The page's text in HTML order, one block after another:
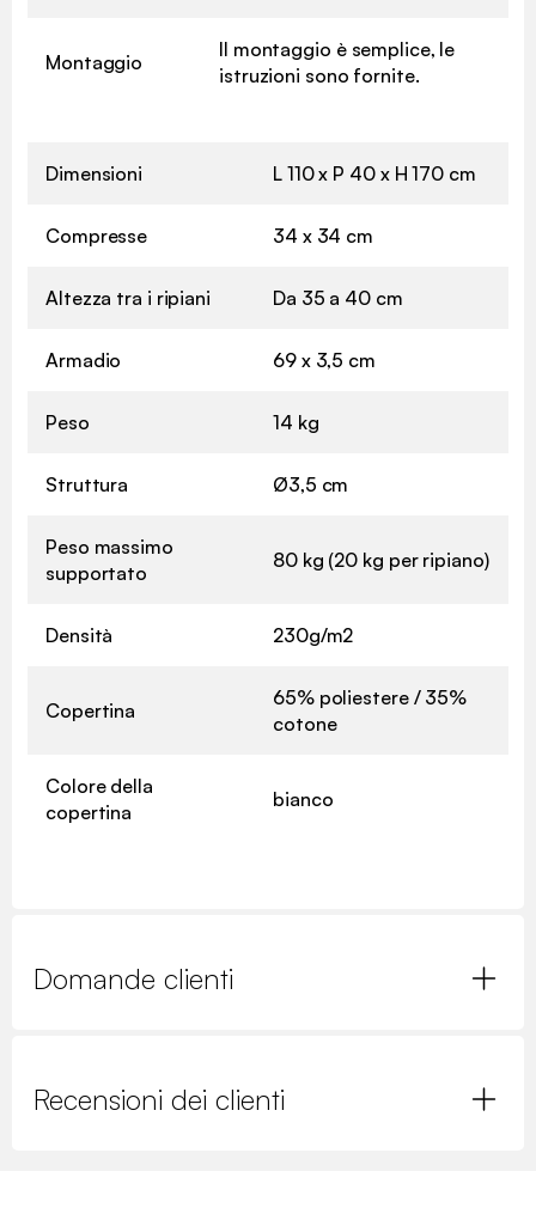
Montaggio
Il montaggio è semplice, le
istruzioni sono fornite.
Dimensioni L 110 x P 40 x H 170 cm
Compresse 34 x 34 cm
Altezza tra i ripiani Da 35 a 40 cm
Armadio 69 x 3,5 cm
Peso 14 kg
Struttura Ø3,5 cm
Peso massimo
supportato
80 kg (20 kg per ripiano)
Densità 230g/m2
Copertina
65% poliestere / 35%
cotone
Colore della
copertina
bianco
Domande clienti
Recensioni dei clienti